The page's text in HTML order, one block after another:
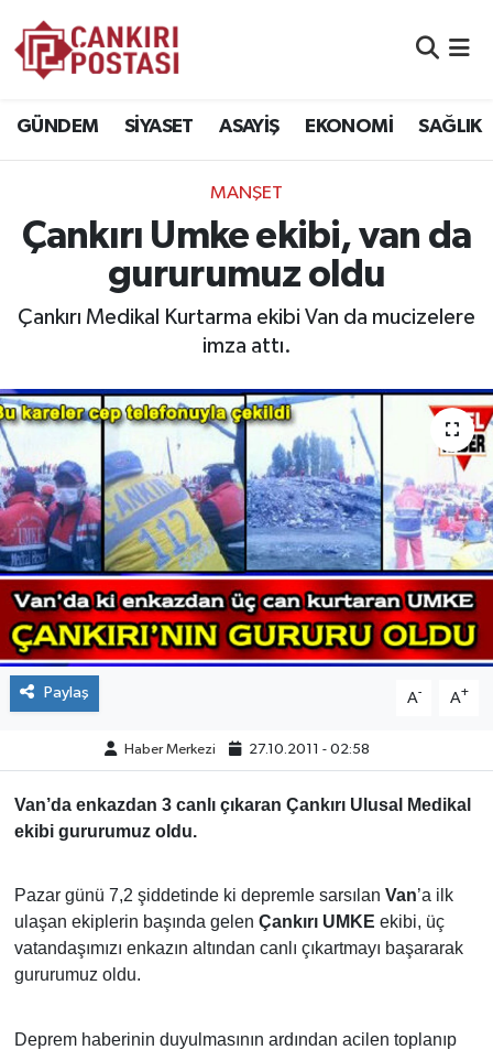
GÜNDEM SİYASET ASAYİŞ EKONOMİ SAĞLIK
MANŞET
Çankırı Umke ekibi, van da
gururumuz oldu
Çankırı Medikal Kurtarma ekibi Van da mucizelere
imza attı.
Paylaş A- A+
Haber Merkezi 27.10.2011 - 02:58
Van’da enkazdan 3 canlı çıkaran Çankırı Ulusal Medikal
ekibi gururumuz oldu.
Pazar günü 7,2 şiddetinde ki depremle sarsılan Van’a ilk
ulaşan ekiplerin başında gelen Çankırı UMKE ekibi, üç
vatandaşımızı enkazın altından canlı çıkartmayı başararak
gururumuz oldu.
Deprem haberinin duyulmasının ardından acilen toplanıp
EKONOMİ
SAĞLIK
EĞİTİM
YAŞAM
ÇEVRE
İLÇELER
RESMİ İLANLAR
KÜLTÜR
TURİZM
MAGAZİN
BİLİM&TEKNOLOJİ
BÖLGE
TÜRKİYE
Trafik Durumu
Süper Lig Puan Durumu ve Fikstür
Son Dakika Haberleri
Haber Arşivi